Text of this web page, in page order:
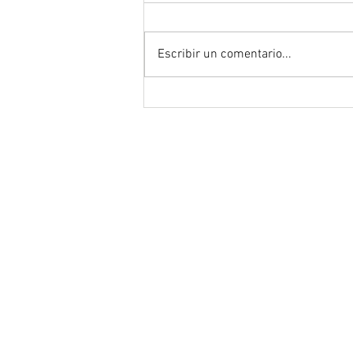
Escribir un comentario...